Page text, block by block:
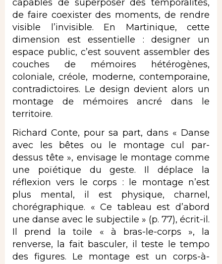
capables de superposer des temporalités,
de faire coexister des moments, de rendre
visible l’invisible. En Martinique, cette
dimension est essentielle : designer un
espace public, c’est souvent assembler des
couches de mémoires hétérogènes,
coloniale, créole, moderne, contemporaine,
contradictoires. Le design devient alors un
montage de mémoires ancré dans le
territoire.
Richard Conte, pour sa part, dans « Danse
avec les bêtes ou le montage cul par-
dessus tête », envisage le montage comme
une poïétique du geste. Il déplace la
réflexion vers le corps : le montage n’est
plus mental, il est physique, charnel,
chorégraphique. « Ce tableau est d’abord
une danse avec le subjectile » (p. 77), écrit-il.
Il prend la toile « à bras-le-corps », la
renverse, la fait basculer, il teste le tempo
des figures. Le montage est un corps-à-